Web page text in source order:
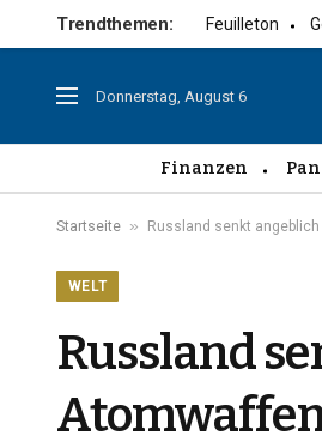
Trendthemen: Feuilleton
Donnerstag, August 6
Finanzen
Startseite » Russland senkt
WELT
Russland